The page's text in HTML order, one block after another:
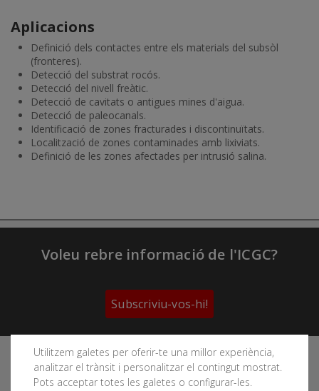
Aplicacions
Definició dels contactes entre els materials del subsòl
(fronteres).
Detecció del substrat rocós.
Detecció del nivell freàtic.
Detecció de cavitats o antigues mines d'aigua.
Detecció de paleocanals.
Identificació de zones fracturades i discontinuïtats.
Localització de zones contaminades amb lixiviats.
Definició de les zones afectades per intrusió salina.
Utilitzem galetes per oferir-te una millor experiència,
analitzar el trànsit i personalitzar el contingut mostrat.
Pots acceptar totes les galetes o configurar-les.
Voleu rebre informació de l'ICGC?
Subscriviu-vos-hi!
Segueix les xarxes socials de l'Institut Cartogràfic i
Geològic de Catalunya